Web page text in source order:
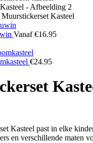
Muurstickerset Kasteel
Vanaf €16.95
€24.95
Kasteel past in elke
en verschillende maten